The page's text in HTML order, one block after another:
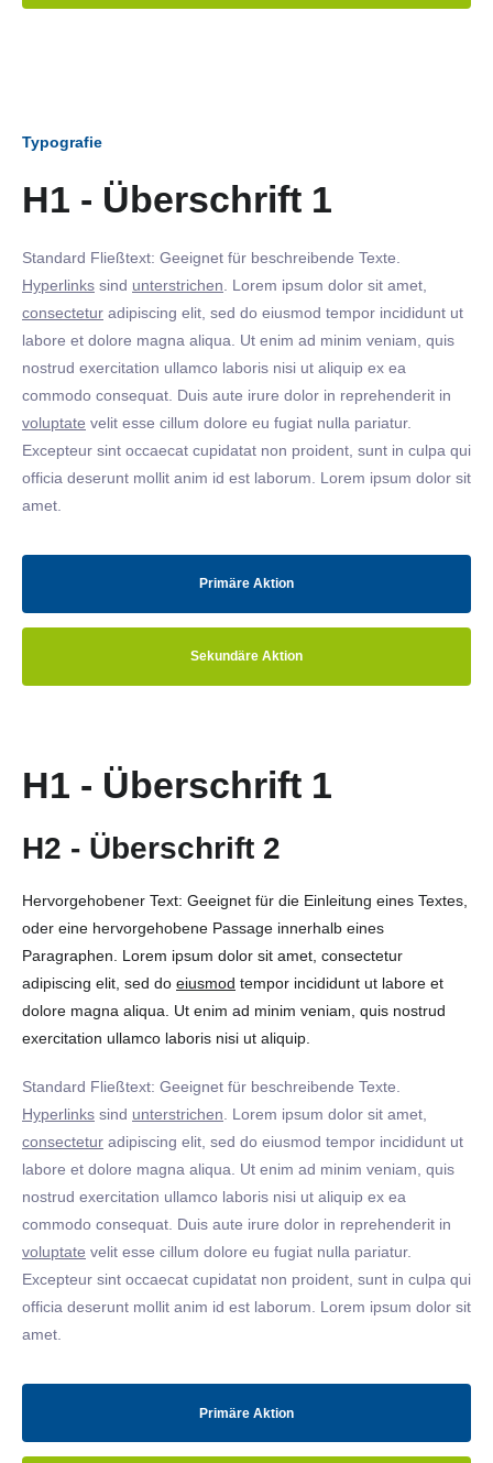
Typografie
H1 - Überschrift 1
Standard Fließtext: Geeignet für beschreibende Texte.
Hyperlinks sind unterstrichen . Lorem ipsum dolor sit amet,
consectetur adipiscing elit, sed do eiusmod tempor incididunt ut
labore et dolore magna aliqua. Ut enim ad minim veniam, quis
nostrud exercitation ullamco laboris nisi ut aliquip ex ea
commodo consequat. Duis aute irure dolor in reprehenderit in
voluptate velit esse cillum dolore eu fugiat nulla pariatur.
Excepteur sint occaecat cupidatat non proident, sunt in culpa qui
officia deserunt mollit anim id est laborum. Lorem ipsum dolor sit
amet.
Primäre Aktion
Sekundäre Aktion
H1 - Überschrift 1
H2 - Überschrift 2
Hervorgehobener Text: Geeignet für die Einleitung eines Textes,
oder eine hervorgehobene Passage innerhalb eines
Paragraphen. Lorem ipsum dolor sit amet, consectetur
adipiscing elit, sed do eiusmod tempor incididunt ut labore et
dolore magna aliqua. Ut enim ad minim veniam, quis nostrud
exercitation ullamco laboris nisi ut aliquip.
Standard Fließtext: Geeignet für beschreibende Texte.
Hyperlinks sind unterstrichen . Lorem ipsum dolor sit amet,
consectetur adipiscing elit, sed do eiusmod tempor incididunt ut
labore et dolore magna aliqua. Ut enim ad minim veniam, quis
nostrud exercitation ullamco laboris nisi ut aliquip ex ea
commodo consequat. Duis aute irure dolor in reprehenderit in
voluptate velit esse cillum dolore eu fugiat nulla pariatur.
Excepteur sint occaecat cupidatat non proident, sunt in culpa qui
officia deserunt mollit anim id est laborum. Lorem ipsum dolor sit
amet.
Primäre Aktion